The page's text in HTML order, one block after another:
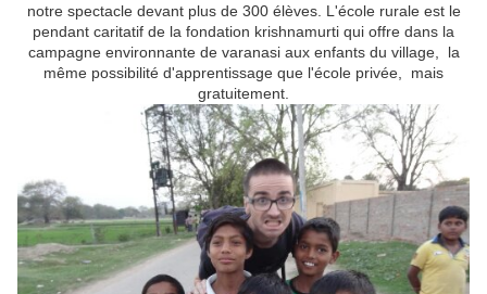
notre spectacle devant plus de 300 élèves. L'école rurale est le
pendant caritatif de la fondation krishnamurti qui offre dans la
campagne environnante de varanasi aux enfants du village, la
même possibilité d'apprentissage que l'école privée, mais
gratuitement.